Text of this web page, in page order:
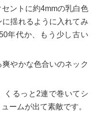
ントに約4mmの乳白色
揺れるように入れてみ
年代か、もう少し古い
やかな色合いのネック
くるっと2連で巻いてシ
ームが出て素敵です。